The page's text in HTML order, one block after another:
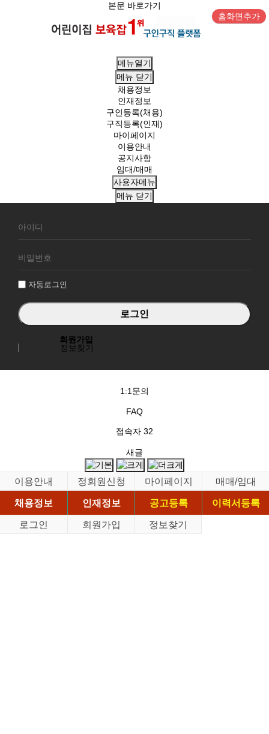
본문 바로가기
홈화면추가
메뉴열기
메뉴 닫기
채용정보
인재정보
구인등록(채용)
구직등록(인재)
마이페이지
이용안내
공지사항
임대/매매
사용자메뉴
메뉴 닫기
원
그
자동로그인
회원가입
정보찾기
1:1문의
FAQ
접속자 32
새글
이용안내 정회원신청 마이페이지
매매/임대
채용정보
인재정보 공고등록
이력서등록
로그인
회원가입 정보찾기